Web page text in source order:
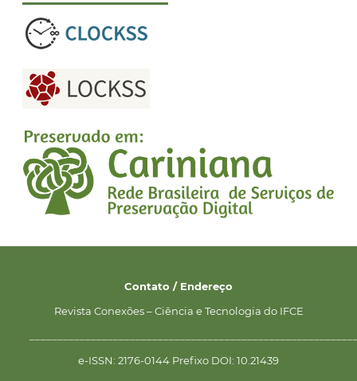
Contato / Endereço
Revista Conexões – Ciência e Tecnologia do IFCE
e-ISSN: 2176-0144 Prefixo DOI: 10.21439